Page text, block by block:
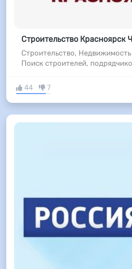
Строительство Красноярск
Строительство,
Поиск строителей,
44 7